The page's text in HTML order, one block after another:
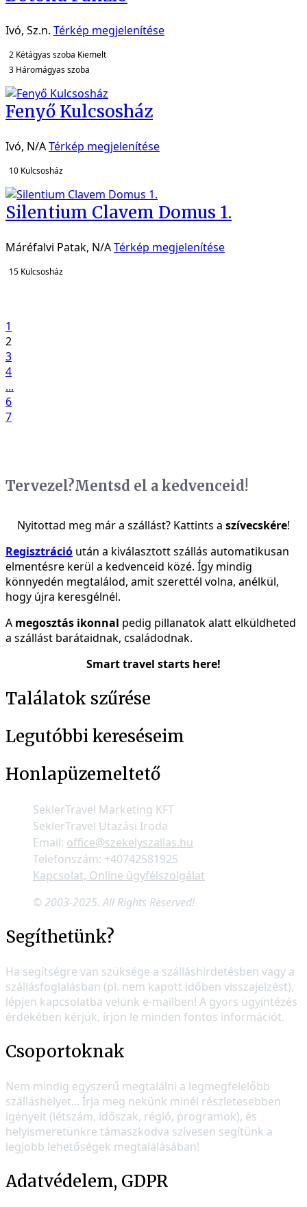
Ivó, Sz.n. Térkép megjelenítése
2 Kétágyas szoba Kiemelt
3 Háromágyas szoba
Fenyő Kulcsosház
Ivó, N/ATérkép megjelenítése
10 Kulcsosház
Silentium Clavem Domus 1.
Máréfalvi Patak, N/ATérkép megjelenítése
15 Kulcsosház
1
2
3
4
...
6
7
Tervezel?Mentsd el a kedvenceid!
Nyitottad meg már a szállást? Kattints a szívecskére!
Regisztráció után a kiválasztott szállás automatikusan
elmentésre kerül a kedvenceid közé. Így mindig
könnyedén megtalálod, amit szerettél volna, anélkül,
hogy újra keresgélnél.
A megosztás ikonnal pedig pillanatok alatt elküldheted
a szállást barátaidnak, családodnak.
Smart travel starts here!
Találatok szűrése
Legutóbbi kereséseim
Honlapüzemeltető
SeklerTravel Marketing KFT
SeklerTravel Utazási Iroda
Email: office@szekelyszallas.hu
Telefonszám: +40742581925
Kapcsolat, Online ügyfélszolgálat
© 2003-2025. All Rights Reserved!
Segíthetünk?
Ha segítségre van szüksége a szálláshirdetésben vagy a
szállásfoglalásban (pl. nem kapott időben visszajelzést),
lépjen kapcsolatba velünk e-mailben! A gyors ügyintézés
érdekében kérjük, írjon le minden fontos információt.
Csoportoknak
Nem mindig egyszerű megtalálni a legmegfelelőbb
szálláshelyet... Írja meg nekünk minél részletesebben
igényeit (létszám, időszak, régió, programok), és
helyismeretünkre támaszkodva szívesen segítünk a
legjobb lehetőségek megtalálásában!
Adatvédelem, GDPR